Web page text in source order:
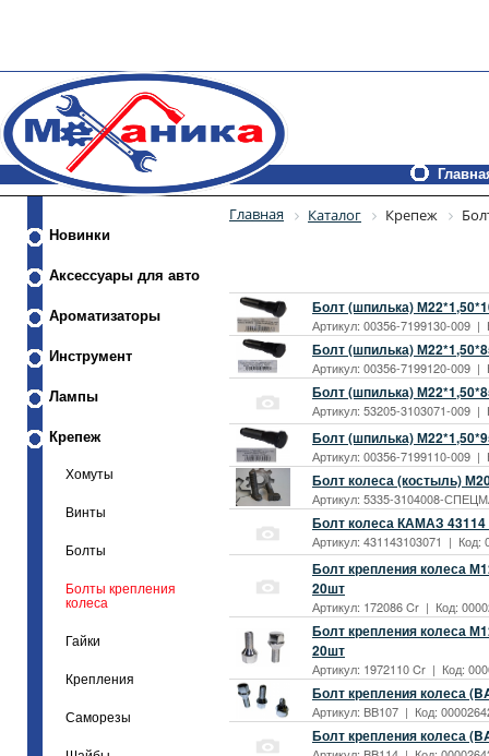
Новинки
Аксессуары для авто
Ароматизаторы
Инструмент
Лампы
Крепеж
Хомуты
Винты
Болты
Болты крепления
колеса
Гайки
Крепления
Саморезы
Главная Каталог Крепеж
Болт (шпилька)
Артикул: 00356-7199130-009
Болт (шпилька)
Артикул: 00356-7199120-009
Болт (шпилька)
Артикул: 53205-3103071-009
Болт (шпилька)
Артикул: 00356-7199110-009
Болт колеса (костыль)
Артикул: 5335-3104008-
Болт колеса КАМАЗ 43114
Артикул: 431143103071 |
Болт крепления колеса
20шт
Артикул: 172086 Cr | Код:
Болт крепления колеса
20шт
Артикул: 1972110 Cr | Код:
Болт крепления колеса
Артикул: BB107 | Код:
Болт крепления колеса